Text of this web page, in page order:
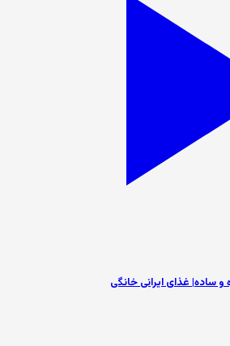
ساده| غذای ایرانی خانگی